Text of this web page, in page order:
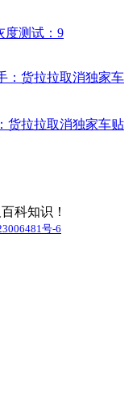
度测试：9
货拉拉取消独家车贴
科知识！
号-6